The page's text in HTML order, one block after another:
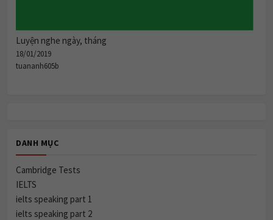
Luyện nghe ngày, tháng
18/01/2019
tuananh605b
DANH MỤC
Cambridge Tests
IELTS
ielts speaking part 1
ielts speaking part 2